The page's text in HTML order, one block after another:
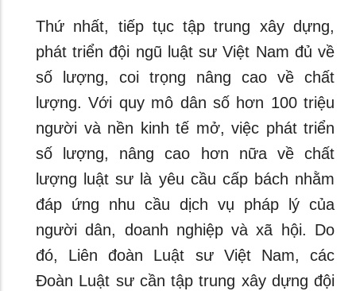
Thứ nhất, tiếp tục tập trung xây dựng,
phát triển đội ngũ luật sư Việt Nam đủ về
số lượng, coi trọng nâng cao về chất
lượng. Với quy mô dân số hơn 100 triệu
người và nền kinh tế mở, việc phát triển
số lượng, nâng cao hơn nữa về chất
lượng luật sư là yêu cầu cấp bách nhằm
đáp ứng nhu cầu dịch vụ pháp lý của
người dân, doanh nghiệp và xã hội. Do
đó, Liên đoàn Luật sư Việt Nam, các
Đoàn Luật sư cần tập trung xây dựng đội